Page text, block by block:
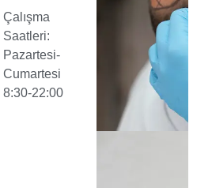
Çalışma
Saatleri:
Pazartesi-
Cumartesi
8:30-22:00